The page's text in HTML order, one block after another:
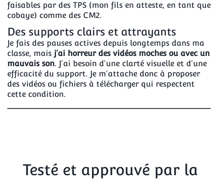
faisables par des TPS (mon fils en atteste, en tant que
cobaye) comme des CM2.
Des supports clairs et attrayants
Je fais des pauses actives depuis longtemps dans ma
classe, mais j’ai horreur des vidéos moches ou avec un
mauvais son. J'ai besoin d'une clarté visuelle et d'une
efficacité du support. Je m'attache donc à proposer
des vidéos ou fichiers à télécharger qui respectent
cette condition.
Testé et approuvé par la